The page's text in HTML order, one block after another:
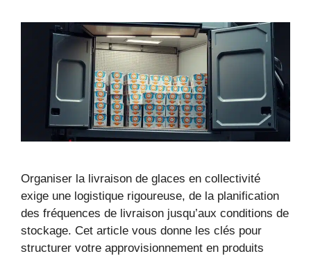
Organiser la livraison de glaces en collectivité
exige une logistique rigoureuse, de la planification
des fréquences de livraison jusqu’aux conditions de
stockage. Cet article vous donne les clés pour
structurer votre approvisionnement en produits